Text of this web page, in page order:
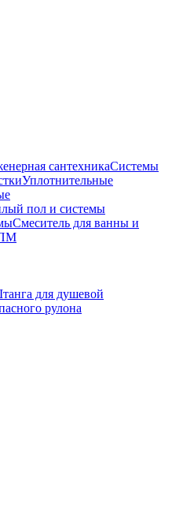
сантехникаСистемы
Уплотнительные
пол и системы
Смеситель для ванны и
для душевой
рулона